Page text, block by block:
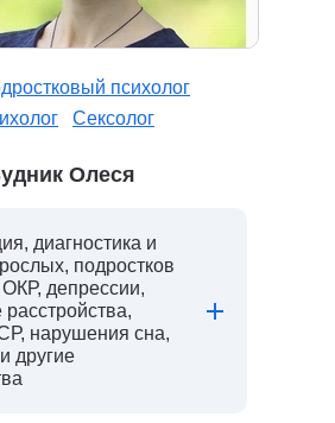
психолог
Сексолог
Олеся
диагностика и
подростков
ОКР, депрессии,
нарушения сна,
другие